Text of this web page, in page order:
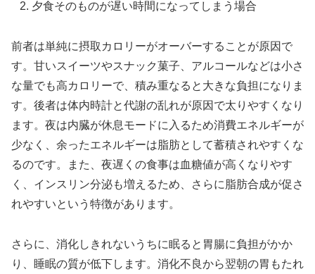
夕食そのものが遅い時間になってしまう場合
前者は単純に摂取カロリーがオーバーすることが原因で
す。甘いスイーツやスナック菓子、アルコールなどは小さ
な量でも高カロリーで、積み重なると大きな負担になりま
す。後者は体内時計と代謝の乱れが原因で太りやすくなり
ます。夜は内臓が休息モードに入るため消費エネルギーが
少なく、余ったエネルギーは脂肪として蓄積されやすくな
るのです。また、夜遅くの食事は血糖値が高くなりやす
く、インスリン分泌も増えるため、さらに脂肪合成が促さ
れやすいという特徴があります。
さらに、消化しきれないうちに眠ると胃腸に負担がかか
り、睡眠の質が低下します。消化不良から翌朝の胃もたれ